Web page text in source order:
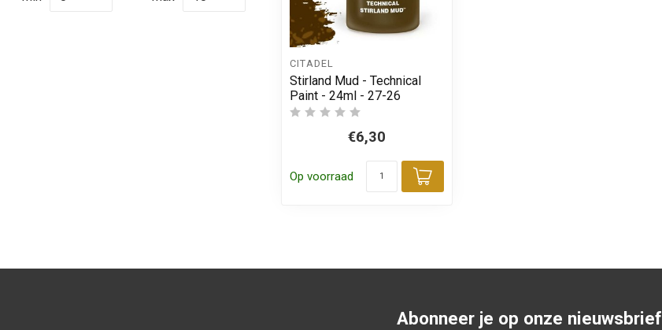
CITADEL
Stirland Mud - Technical
Paint - 24ml - 27-26
€6,30
Op voorraad
Toevoegen aan winkelwagen
Abonneer je op onze nieuwsbrief